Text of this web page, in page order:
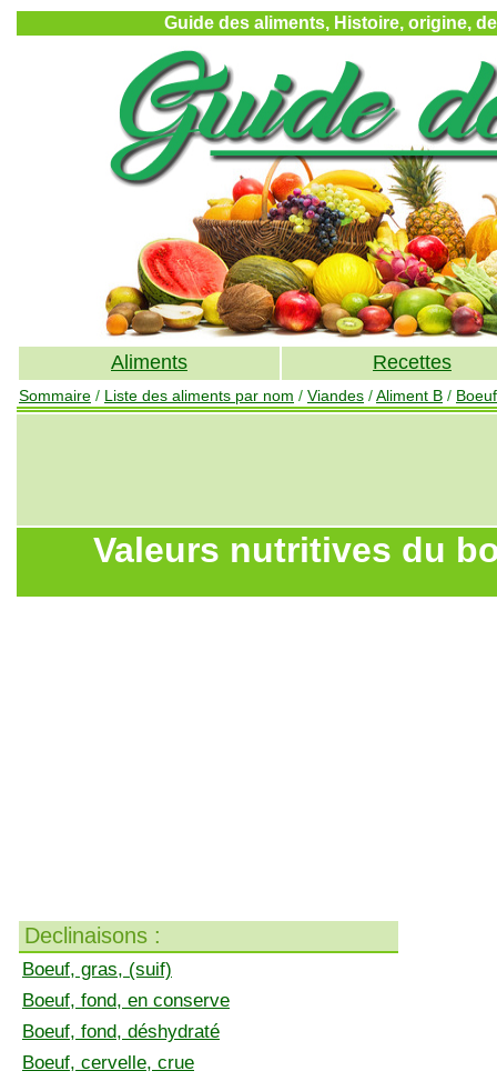
Guide des aliments, Histoire, origine,
Aliments Recettes
Sommaire / Liste des aliments par nom / Viandes /Aliment B / Boeuf
Valeurs nutritives du
Declinaisons :
Boeuf, gras, (suif)
Boeuf, fond, en conserve
Boeuf, fond, déshydraté
Boeuf, cervelle, crue